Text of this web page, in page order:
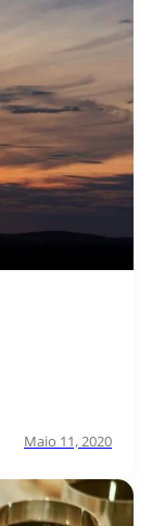
Maio 11, 2020